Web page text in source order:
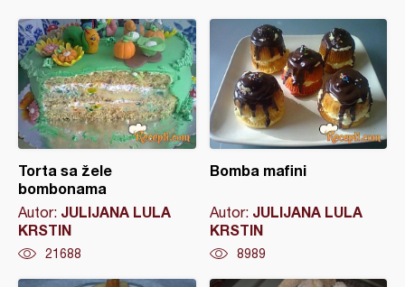
Torta sa žele
bombonama
Autor: JULIJANA LULA
KRSTIN
21688
Bomba mafini
Autor: JULIJANA LULA
KRSTIN
8989